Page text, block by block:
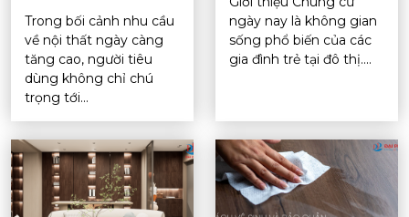
Trong bối cảnh nhu cầu
về nội thất ngày càng
tăng cao, người tiêu
dùng không chỉ chú
trọng tới...
ngày nay là không gian
sống phổ biến của các
gia đình trẻ tại đô thị....